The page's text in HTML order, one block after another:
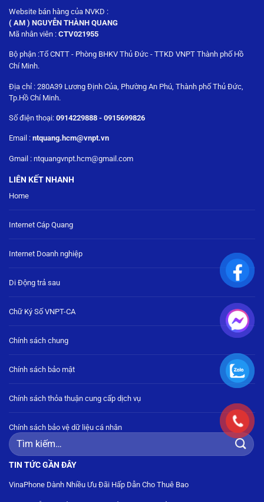
Website bán hàng của NVKD :
( AM ) NGUYỄN THÀNH QUANG
Mã nhân viên : CTV021955
Bộ phận :Tổ CNTT - Phòng BHKV Thủ Đức - TTKD VNPT Thành phố Hồ
Chí Minh.
Địa chỉ : 280A39 Lương Định Của, Phường An Phú, Thành phố Thủ Đức,
Tp.Hồ Chí Minh.
Số điện thoại: 0914229888 - 0915699826
Email : ntquang.hcm@vnpt.vn
Gmail : ntquangvnpt.hcm@gmail.com
LIÊN KẾT NHANH
Home
Internet Cáp Quang
Internet Doanh nghiệp
Di Động trả sau
Chữ Ký Số VNPT-CA
Chính sách chung
Chính sách bảo mật
Chính sách thỏa thuận cung cấp dịch vụ
Chính sách bảo vệ dữ liệu cá nhân
Tìm
kiếm:
TIN TỨC GẦN ĐÂY
VinaPhone Dành Nhiều Ưu Đãi Hấp Dẫn Cho Thuê Bao